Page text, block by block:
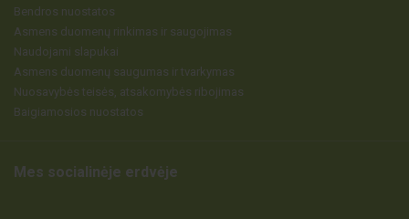
Bendros nuostatos
Asmens duomenų rinkimas ir saugojimas
Naudojami slapukai
Asmens duomenų saugumas ir tvarkymas
Nuosavybės teisės, atsakomybės ribojimas
Baigiamosios nuostatos
Mes socialinėje erdvėje